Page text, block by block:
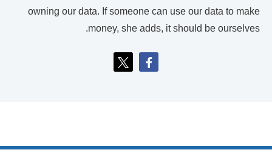
owning our data. If someone can use our data to make
money, she adds, it should be ourselves.